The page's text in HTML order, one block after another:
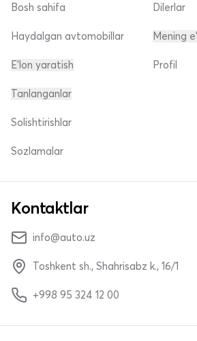
Bosh sahifa
Haydalgan avtomobillar
E'lon yaratish
Dilerlar
Mening
Profil
Tanlanganlar
Solishtirishlar
Sozlamalar
Kontaktlar
info@auto.uz
Toshkent sh., Shahrisabz k., 16/1
+998 95 324 12 00